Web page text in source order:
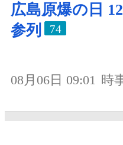
広島原爆の日
参列
74
08月06日 09:01 時